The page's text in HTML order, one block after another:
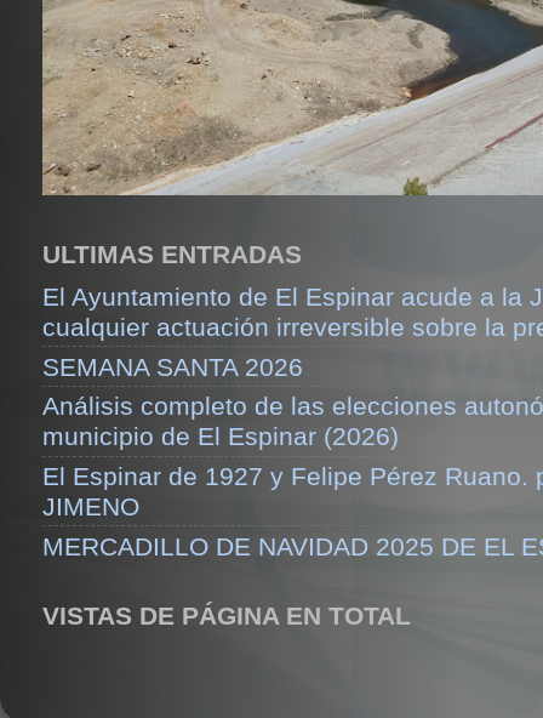
ULTIMAS ENTRADAS
El Ayuntamiento de El Espinar acude a la
cualquier actuación irreversible sobre la
SEMANA SANTA 2026
Análisis completo de las elecciones
municipio de El Espinar (2026)
El Espinar de 1927 y Felipe Pérez Ruano.
JIMENO
MERCADILLO DE NAVIDAD 2025 DE EL
VISTAS DE PÁGINA EN TOTAL